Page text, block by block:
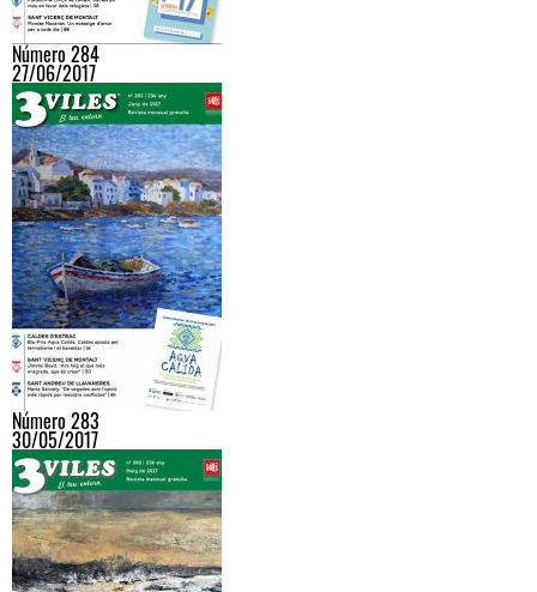
Número 284
27/06/2017
Número 283
30/05/2017